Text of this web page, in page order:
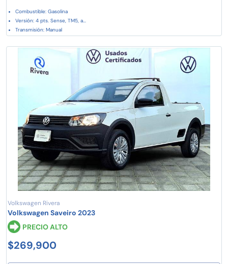
Combustible: Gasolina
Versión: 4 pts. Sense, TM5, a...
Transmisión: Manual
Volkswagen Rivera
Volkswagen Saveiro 2023
PRECIO ALTO
$269,900